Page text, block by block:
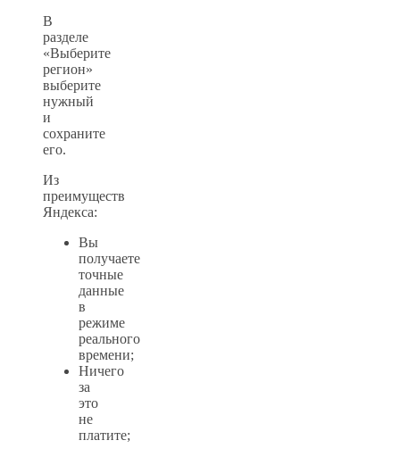
В
разделе
«Выберите
регион»
выберите
нужный
и
сохраните
его.
Из
преимуществ
Яндекса:
Вы
получаете
точные
данные
в
режиме
реального
времени;
Ничего
за
это
не
платите;